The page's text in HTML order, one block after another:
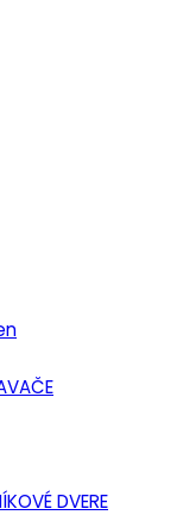
DVERE